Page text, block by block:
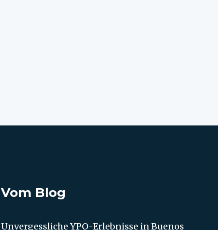
Vom Blog
Unvergessliche YPO-Erlebnisse in Buenos